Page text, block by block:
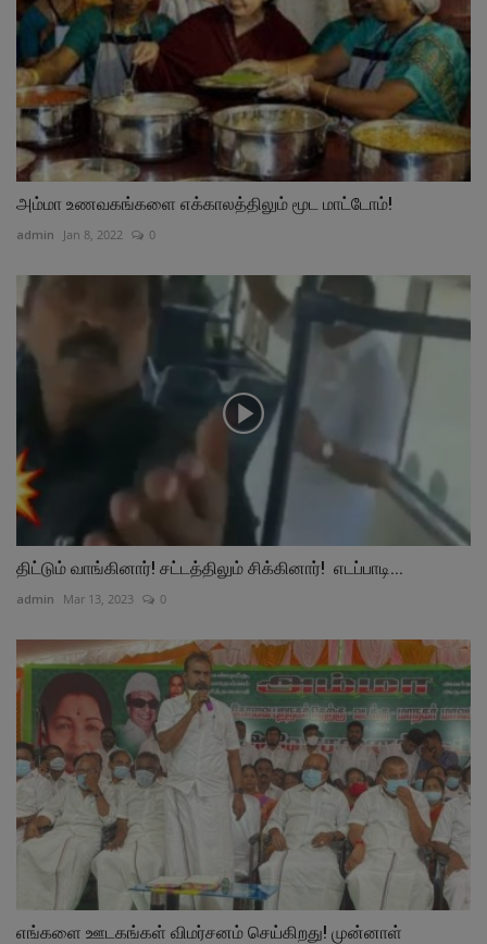
அம்மா உணவகங்களை எக்காலத்திலும் மூட மாட்டோம்!
admin Jan 8, 2022 0
திட்டும் வாங்கினார்! சட்டத்திலும் சிக்கினார்! எடப்பாடி...
admin Mar 13, 2023 0
எங்களை ஊடகங்கள் விமர்சனம் செய்கிறது! முன்னாள்